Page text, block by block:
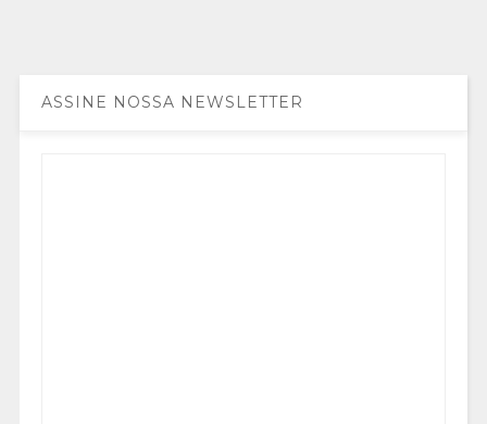
ASSINE NOSSA NEWSLETTER